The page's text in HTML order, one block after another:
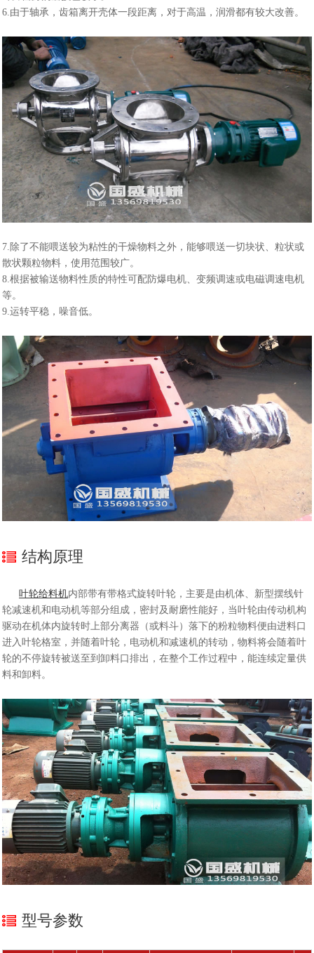
6.由于轴承，齿箱离开壳体一段距离，对于高温，润滑都有较大改善。
7.除了不能喂送较为粘性的干燥物料之外，能够喂送一切块状、粒状或
散状颗粒物料，使用范围较广。
8.根据被输送物料性质的特性可配防爆电机、变频调速或电磁调速电机
等。
9.运转平稳，噪音低。
结构原理
叶轮给料机内部带有带格式旋转叶轮，主要是由机体、新型摆线针
轮减速机和电动机等部分组成，密封及耐磨性能好，当叶轮由传动机构
驱动在机体内旋转时上部分离器（或料斗）落下的粉粒物料便由进料口
进入叶轮格室，并随着叶轮，电动机和减速机的转动，物料将会随着叶
轮的不停旋转被送至到卸料口排出，在整个工作过程中，能连续定量供
料和卸料。
型号参数